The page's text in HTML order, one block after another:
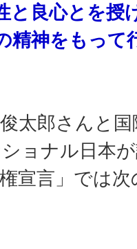
心とを授
をもって
太郎さんと
ョナル日本
宣言」では